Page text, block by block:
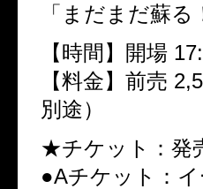
「まだまだ蘇る
【時間】開場
【料金】前売
別途）
★チケット：発
●Aチケット：